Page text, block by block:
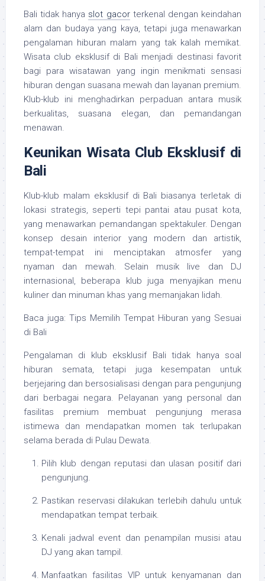
Bali tidak hanya slot gacorterkenal dengan keindahan
alam dan budaya yang kaya, tetapi juga menawarkan
pengalaman hiburan malam yang tak kalah memikat.
Wisata club eksklusif di Bali menjadi destinasi favorit
bagi para wisatawan yang ingin menikmati sensasi
hiburan dengan suasana mewah dan layanan premium.
Klub-klub ini menghadirkan perpaduan antara musik
berkualitas, suasana elegan, dan pemandangan
menawan.
Keunikan Wisata Club Eksklusif di
Bali
Klub-klub malam eksklusif di Bali biasanya terletak di
lokasi strategis, seperti tepi pantai atau pusat kota,
yang menawarkan pemandangan spektakuler. Dengan
konsep desain interior yang modern dan artistik,
tempat-tempat ini menciptakan atmosfer yang
nyaman dan mewah. Selain musik live dan DJ
internasional, beberapa klub juga menyajikan menu
kuliner dan minuman khas yang memanjakan lidah.
Baca juga: Tips Memilih Tempat Hiburan yang Sesuai
di Bali
Pengalaman di klub eksklusif Bali tidak hanya soal
hiburan semata, tetapi juga kesempatan untuk
berjejaring dan bersosialisasi dengan para pengunjung
dari berbagai negara. Pelayanan yang personal dan
fasilitas premium membuat pengunjung merasa
istimewa dan mendapatkan momen tak terlupakan
selama berada di Pulau Dewata.
Pilih klub dengan reputasi dan ulasan positif dari
pengunjung.
Pastikan reservasi dilakukan terlebih dahulu untuk
mendapatkan tempat terbaik.
Kenali jadwal event dan penampilan musisi atau
DJ yang akan tampil.
Manfaatkan fasilitas VIP untuk kenyamanan dan